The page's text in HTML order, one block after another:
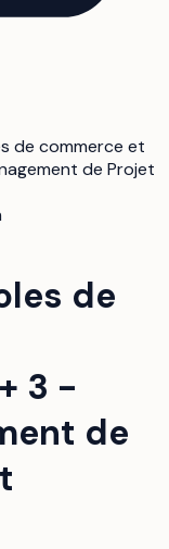
de commerce et
de Projet
de
3 -
de